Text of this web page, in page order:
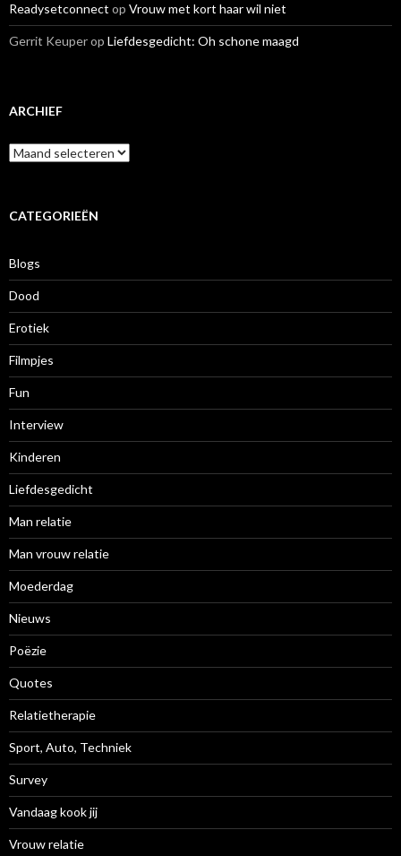
Readysetconnect op Vrouw met kort haar wil niet
Gerrit Keuperop Liefdesgedicht: Oh schone maagd
ARCHIEF
A
r
iCATEGORIEËN
Blogs
Dood
Erotiek
Filmpjes
Fun
Interview
Kinderen
Liefdesgedicht
Man relatie
Man vrouw relatie
Moederdag
Nieuws
Poëzie
Quotes
Relatietherapie
Sport, Auto, Techniek
Survey
Vandaag kook jij
Vrouw relatie